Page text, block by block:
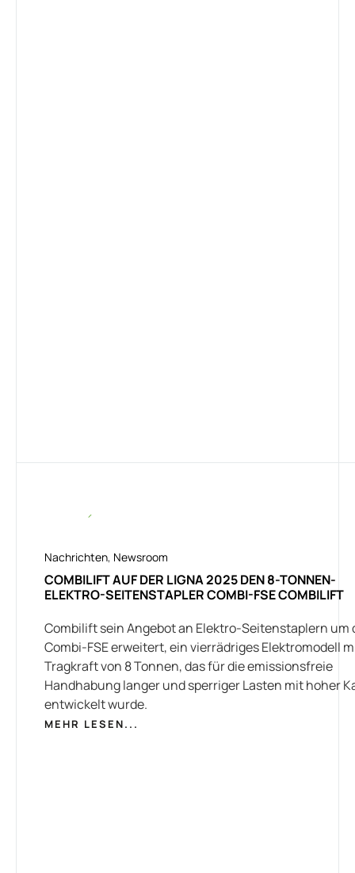
Nachrichten, Newsroom
COMBILIFT AUF DER LIGNA 2025 DEN 8-TONNEN-
ELEKTRO-SEITENSTAPLER COMBI-FSE COMBILIFT
Combilift sein Angebot an Elektro-Seitenstaplern um
Combi-FSE erweitert, ein vierrädriges Elektromodell
Tragkraft von 8 Tonnen, das für die emissionsfreie
Handhabung langer und sperriger Lasten mit hoher
entwickelt wurde.
MEHR LESEN...